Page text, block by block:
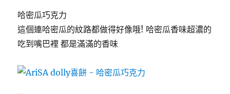
哈密瓜巧克力
這個連哈密瓜的紋路都做得好像哦! 哈密瓜香味超濃的
吃到嘴巴裡 都是滿滿的香味